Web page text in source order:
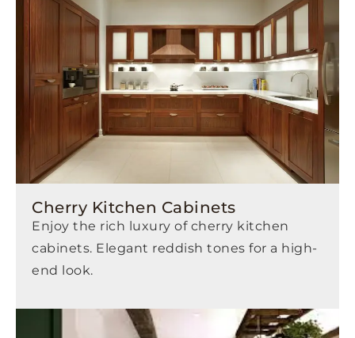
Cherry Kitchen Cabinets
Enjoy the rich luxury of cherry kitchen
cabinets. Elegant reddish tones for a high-
end look.